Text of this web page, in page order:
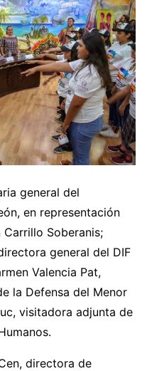
general del
en representación
Soberanis;
general del DIF
Valencia Pat,
la Defensa del Menor
visitadora adjunta de
directora de